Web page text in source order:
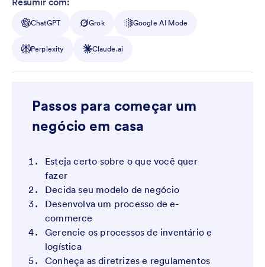
ChatGPT Grok Google AI Mode
Perplexity Claude.ai
Passos para começar um
negócio em casa
Esteja certo sobre o que você quer
fazer
Decida seu modelo de negócio
Desenvolva um processo de e-
commerce
Gerencie os processos de inventário e
logística
Conheça as diretrizes e regulamentos